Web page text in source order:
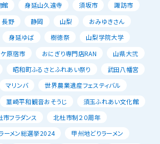
館
身延山久遠寺 須坂市
諏訪市
長野 静岡 山梨
おみゆきさん
身延ゆば 樹徳祭
山梨学院大学
原宿市 おにぎり専門店RAN
山県大弐
昭和町ふるさとふれあい祭り
武田八幡宮
マリンバ
世界農業遺産フェスティバル
韮崎平和観音おそうじ
須玉ふれあい文化館
市フラダンス
北杜市制２０周年
ーメン総選挙2024
甲州地どりラーメン